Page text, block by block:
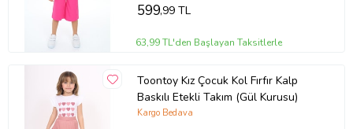
599,99 TL
63,99 TL'den Başlayan Taksitlerle
Toontoy Kız Çocuk Kol Fırfır Kalp
Baskılı Etekli Takım (Gül Kurusu)
Kargo Bedava